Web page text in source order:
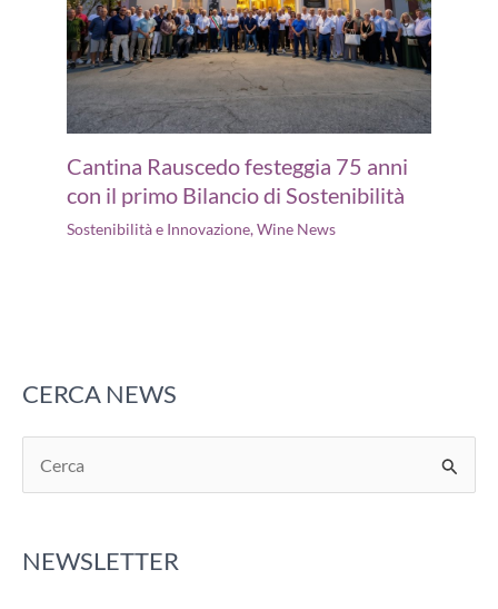
Cantina Rauscedo festeggia 75 anni
con il primo Bilancio di Sostenibilità
Sostenibilità e Innovazione,Wine News
CERCA NEWS
e
cNEWSLETTER